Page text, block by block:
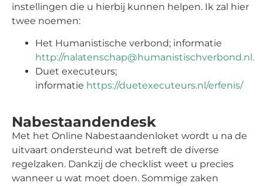
instellingen die u hierbij kunnen helpen. Ik zal hier
twee noemen:
Het Humanistische verbond; informatie
http://nalatenschap@humanistischverbond.nl.
Duet executeurs;
informatie https://duetexecuteurs.nl/erfenis/
Nabestaandendesk
Met het Online Nabestaandenloket wordt u na de
uitvaart ondersteund wat betreft de diverse
regelzaken. Dankzij de checklist weet u precies
wanneer u wat moet doen. Sommige zaken